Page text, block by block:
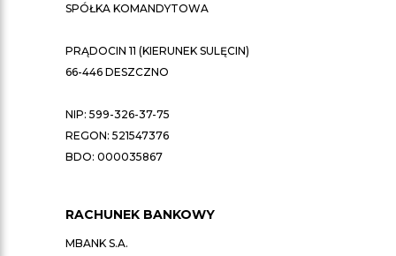
SPÓŁKA KOMANDYTOWA
PRĄDOCIN 11 (KIERUNEK SULĘCIN)
66-446 DESZCZNO
NIP: 599-326-37-75
REGON: 521547376
BDO: 000035867
RACHUNEK BANKOWY
MBANK S.A.